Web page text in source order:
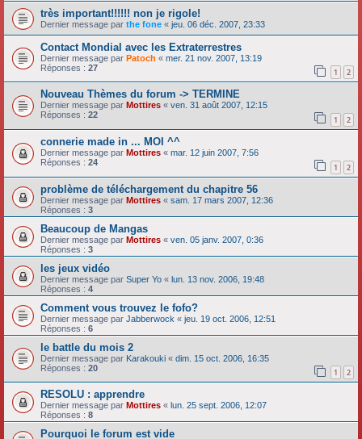
très important!!!!!! non je rigole!
Dernier message par the fone « jeu. 06 déc. 2007, 23:33
Contact Mondial avec les Extraterrestres
Dernier message par Patoch « mer. 21 nov. 2007, 13:19
Réponses : 27 1 2
Nouveau Thèmes du forum -> TERMINE
Dernier message par Mottires « ven. 31 août 2007, 12:15
Réponses : 22 1 2
connerie made in ... MOI ^^
Dernier message par Mottires « mar. 12 juin 2007, 7:56
Réponses : 24 1 2
problème de téléchargement du chapitre 56
Dernier message par Mottires « sam. 17 mars 2007, 12:36
Réponses : 3
Beaucoup de Mangas
Dernier message par Mottires « ven. 05 janv. 2007, 0:36
Réponses : 3
les jeux vidéo
Dernier message par Super Yo « lun. 13 nov. 2006, 19:48
Réponses : 4
Comment vous trouvez le fofo?
Dernier message par Jabberwock « jeu. 19 oct. 2006, 12:51
Réponses : 6
le battle du mois 2
Dernier message par Karakouki « dim. 15 oct. 2006, 16:35
Réponses : 20 1 2
RESOLU : apprendre
Dernier message par Mottires « lun. 25 sept. 2006, 12:07
Réponses : 8
Pourquoi le forum est vide